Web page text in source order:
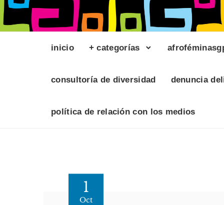
inicio + categorías
consultoría de diversidad denuncia
política de relación con los medios
1
Oct